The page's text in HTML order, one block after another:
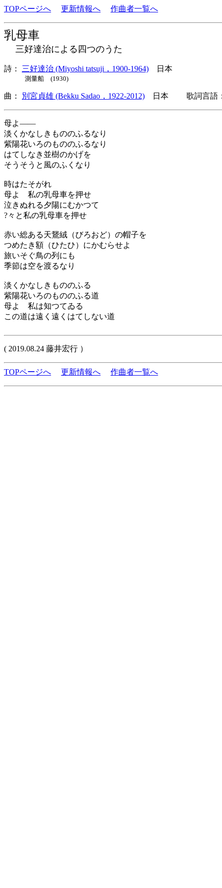
TOPページへ 更新情報へ 作曲者一覧へ
乳母車
三好達治による四つのうた
詩： 三好達治 (Miyoshi tatsuji，1900-1964) 日本
測量船 (1930)
曲： 別宮貞雄 (Bekku Sadao，1922-2012) 日本 歌詞言語：
母よ――
淡くかなしきもののふるなり
紫陽花いろのもののふるなり
はてしなき並樹のかげを
そうそうと風のふくなり
時はたそがれ
母よ 私の乳母車を押せ
泣きぬれる夕陽にむかつて
?々と私の乳母車を押せ
赤い総ある天鵞絨（びろおど）の帽子を
つめたき額（ひたひ）にかむらせよ
旅いそぐ鳥の列にも
季節は空を渡るなり
淡くかなしきもののふる
紫陽花いろのもののふる道
母よ 私は知つてゐる
この道は遠く遠くはてしない道
( 2019.08.24 藤井宏行 ）
TOPページへ 更新情報へ 作曲者一覧へ